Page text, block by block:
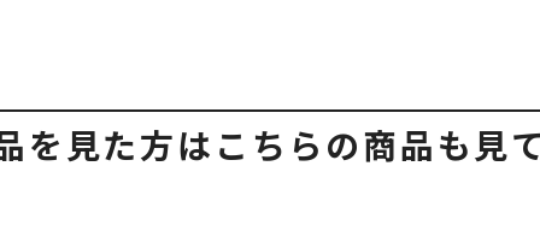
を見た方はこちらの商品も見